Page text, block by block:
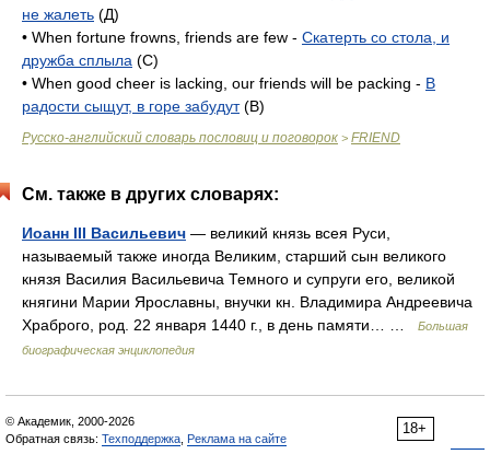
не жалеть (Д)
• When fortune frowns, friends are few - Скатерть со стола, и
дружба сплыла (C)
• When good cheer is lacking, our friends will be packing - В
радости сыщут, в горе забудут(B)
Русско-английский словарь пословиц и поговорок > FRIEND
См. также в других словарях:
Иоанн III Васильевич — великий князь всея Руси,
называемый также иногда Великим, старший сын великого
князя Василия Васильевича Темного и супруги его, великой
княгини Марии Ярославны, внучки кн. Владимира Андреевича
Храброго, род. 22 января 1440 г., в день памяти… …
Большая
биографическая энциклопедия
18+
© Академик, 2000-2026
Обратная связь: Техподдержка Реклама на сайте